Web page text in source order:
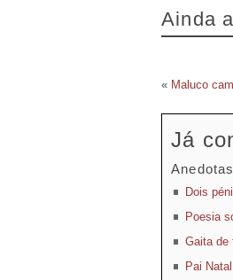
Ainda
« Maluco
Já
Dois
Poesia
Gaita de
Pai